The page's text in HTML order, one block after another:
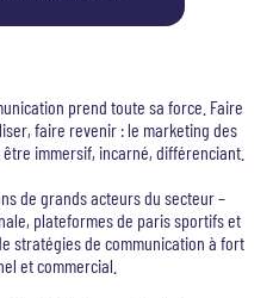
prend toute sa force. Faire
faire revenir : le marketing des
immersif, incarné, différenciant.
de grands acteurs du secteur –
plateformes de paris sportifs et
stratégies de communication à fort
et commercial.